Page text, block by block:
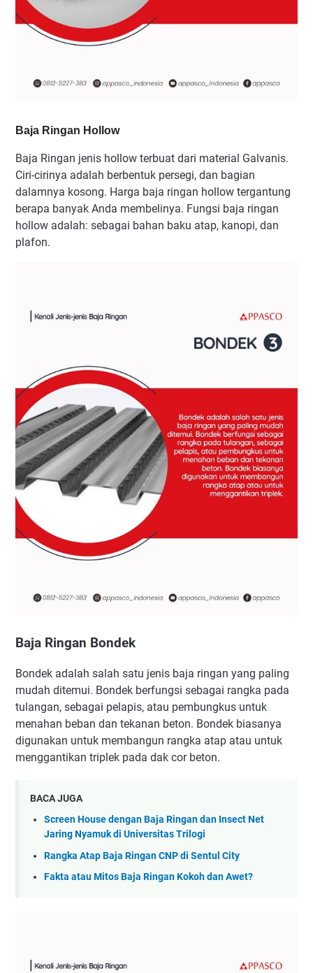
Baja Ringan Hollow
Baja Ringan jenis hollow terbuat dari material Galvanis.
Ciri-cirinya adalah berbentuk persegi, dan bagian
dalamnya kosong. Harga baja ringan hollow tergantung
berapa banyak Anda membelinya. Fungsi baja ringan
hollow adalah: sebagai bahan baku atap, kanopi, dan
plafon.
Baja Ringan Bondek
Bondek adalah salah satu jenis baja ringan yang paling
mudah ditemui. Bondek berfungsi sebagai rangka pada
tulangan, sebagai pelapis, atau pembungkus untuk
menahan beban dan tekanan beton. Bondek biasanya
digunakan untuk membangun rangka atap atau untuk
menggantikan triplek pada dak cor beton.
BACA JUGA
Screen House dengan Baja Ringan dan Insect Net
Jaring Nyamuk di Universitas Trilogi
Rangka Atap Baja Ringan CNP di Sentul City
Fakta atau Mitos Baja Ringan Kokoh dan Awet?